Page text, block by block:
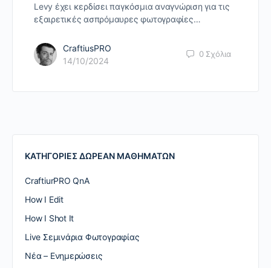
Levy έχει κερδίσει παγκόσμια αναγνώριση για τις
εξαιρετικές ασπρόμαυρες φωτογραφίες…
CraftiusPRO
14/10/2024
0 Σχόλια
ΚΑΤΗΓΟΡΙΕΣ ΔΩΡΕΑΝ ΜΑΘΗΜΑΤΩΝ
CraftiurPRO QnA
How I Edit
How I Shot It
Live Σεμινάρια Φωτογραφίας
Nέα – Ενημερώσεις